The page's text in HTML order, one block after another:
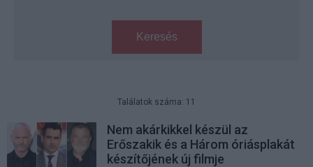
Keresés
Találatok száma: 11
Nem akárkikkel készül az
Erőszakik és a Három óriásplakát
készítőjének új filmje